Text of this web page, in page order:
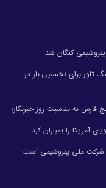
کنگان شد.
تاور برای نخستین بار در
فارس به مناسبت روز خبرنگار:
آمریکا را بمباران کرد.
شرکت ملی پتروشیمی است